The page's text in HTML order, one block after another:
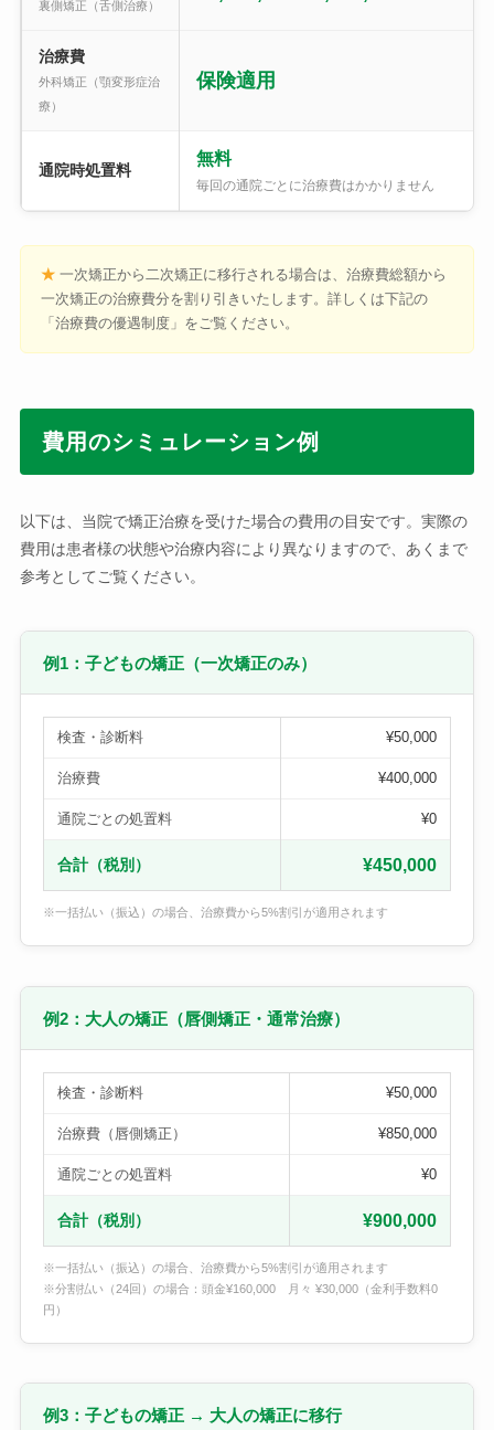
裏側矯正（舌側治療）
治療費
外科矯正（顎変形症治
療）
保険適用
通院時処置料
無料
毎回の通院ごとに治療費はかかりません
★一次矯正から二次矯正に移行される場合は、治療費総額から
一次矯正の治療費分を割り引きいたします。詳しくは下記の
「治療費の優遇制度」をご覧ください。
費用のシミュレーション例
以下は、当院で矯正治療を受けた場合の費用の目安です。実際の
費用は患者様の状態や治療内容により異なりますので、あくまで
参考としてご覧ください。
例1：子どもの矯正（一次矯正のみ）
検査・診断料 ¥50,000
治療費 ¥400,000
通院ごとの処置料 ¥0
合計（税別） ¥450,000
※一括払い（振込）の場合、治療費から5%割引が適用されます
例2：大人の矯正（唇側矯正・通常治療）
検査・診断料 ¥50,000
治療費（唇側矯正） ¥850,000
通院ごとの処置料 ¥0
合計（税別） ¥900,000
※一括払い（振込）の場合、治療費から5%割引が適用されます
※分割払い（24回）の場合：頭金¥160,000 月々 ¥30,000（金利手数料0
円）
例3：子どもの矯正 → 大人の矯正に移行